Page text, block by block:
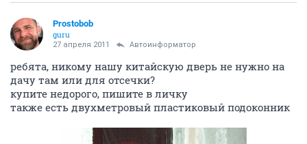
Prostobob
guru
27 апреля 2011 Автоинформатор
ребята, никому нашу китайскую дверь не нужно на
дачу там или для отсечки?
купите недорого, пишите в личку
также есть двухметровый пластиковый подоконник